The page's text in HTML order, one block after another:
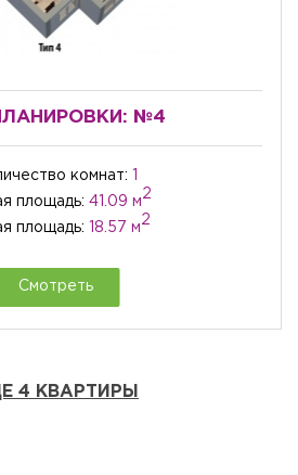
№4
комнат:
площадь: 41.09 м
2
площадь: 18.57 м
2
Смотреть
4 КВАРТИРЫ